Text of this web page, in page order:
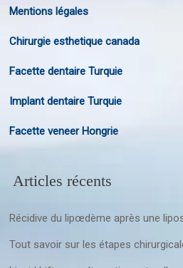
Mentions légales
Chirurgie esthetique canada
Facette dentaire Turquie
Implant dentaire Turquie
Facette veneer Hongrie
Articles récents
Récidive du lipœdème après une
Tout savoir sur les étapes